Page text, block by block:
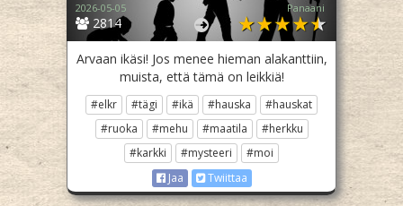
2814
2026-05-05 Panaani
Arvaan ikäsi! Jos menee hieman alakanttiin,
muista, että tämä on leikkiä!
#elkr #tägi #ikä #hauska
#hauskat
#ruoka
#mehu #maatila
#herkku
#karkki
#mysteeri
#moi
Jaa
Twiittaa